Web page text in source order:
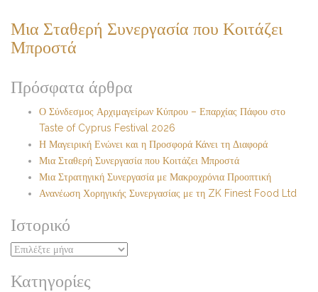
Μια Σταθερή Συνεργασία που Κοιτάζει
Μπροστά
Πρόσφατα άρθρα
Ο Σύνδεσμος Αρχιμαγείρων Κύπρου – Επαρχίας Πάφου στο
Taste of Cyprus Festival 2026
Η Μαγειρική Ενώνει και η Προσφορά Κάνει τη Διαφορά
Μια Σταθερή Συνεργασία που Κοιτάζει Μπροστά
Μια Στρατηγική Συνεργασία με Μακροχρόνια Προοπτική
Ανανέωση Χορηγικής Συνεργασίας με τη ZK Finest Food Ltd
Ιστορικό
Ιστορικό
Κατηγορίες